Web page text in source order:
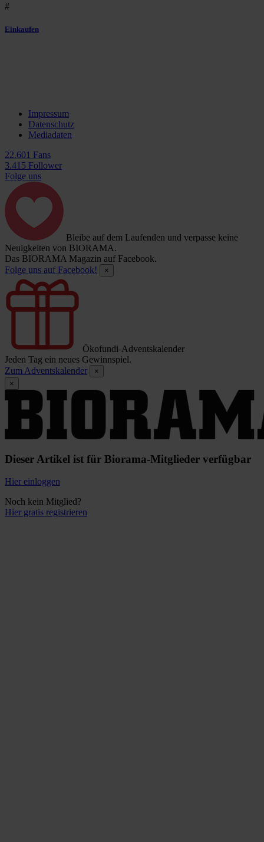
#
Einkaufen
Impressum
Datenschutz
Mediadaten
22.601 Fans
3.415 Follower
Folge uns
Bleibe auf dem Laufenden und verpasse keine
Neuigkeiten von BIORAMA.
Das BIORAMA Magazin auf Facebook.
Folge uns auf Facebook!
×
Ökofundi-Adventskalender
Jeden Tag ein neues Gewinnspiel.
Zum Adventskalender
×
×
Dieser Artikel ist für Biorama-Mitglieder verfügbar
Hier einloggen
Noch kein Mitglied?
Hier gratis registrieren